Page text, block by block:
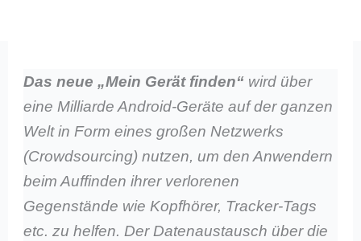
Das neue „Mein Gerät finden“ wird über
eine Milliarde Android-Geräte auf der ganzen
Welt in Form eines großen Netzwerks
(Crowdsourcing) nutzen, um den Anwendern
beim Auffinden ihrer verlorenen
Gegenstände wie Kopfhörer, Tracker-Tags
etc. zu helfen. Der Datenaustausch über die